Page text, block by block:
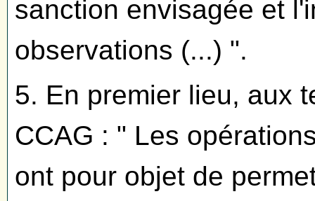
sanction envisagée et
observations (...) ".
5. En premier lieu, aux
CCAG : " Les
ont pour objet de